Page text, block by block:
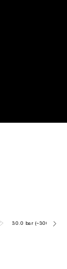
30.0 bar (~300.0